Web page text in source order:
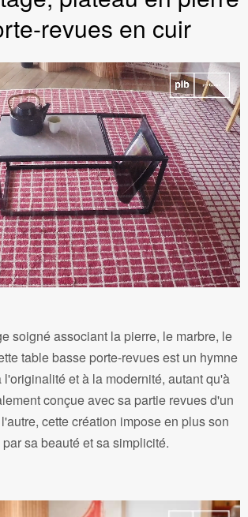
revues en cuir
soigné associant la pierre, le marbre, le
table basse porte-revues est un hymne
et à la modernité, autant qu'à
conçue avec sa partie revues d'un
cette création impose en plus son
sa beauté et sa simplicité.